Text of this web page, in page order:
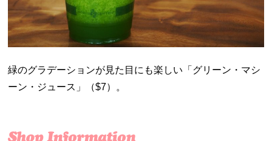
緑のグラデーションが見た目にも楽しい「グリーン・マシ
ーン・ジュース」（$7）。